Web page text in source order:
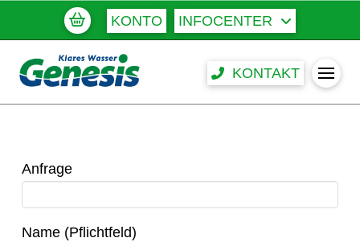
KONTO INFOCENTER
KONTAKT
Anfrage
Name (Pflichtfeld)